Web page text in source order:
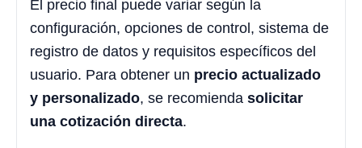
El precio final puede variar según la
configuración, opciones de control, sistema de
registro de datos y requisitos específicos del
usuario. Para obtener un precio actualizado
y personalizado, se recomienda solicitar
una cotización directa.